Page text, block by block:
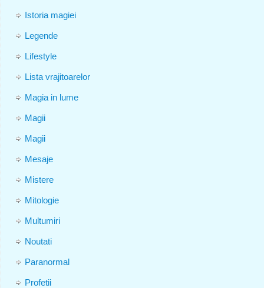
Istoria magiei
Legende
Lifestyle
Lista vrajitoarelor
Magia in lume
Magii
Magii
Mesaje
Mistere
Mitologie
Multumiri
Noutati
Paranormal
Profetii